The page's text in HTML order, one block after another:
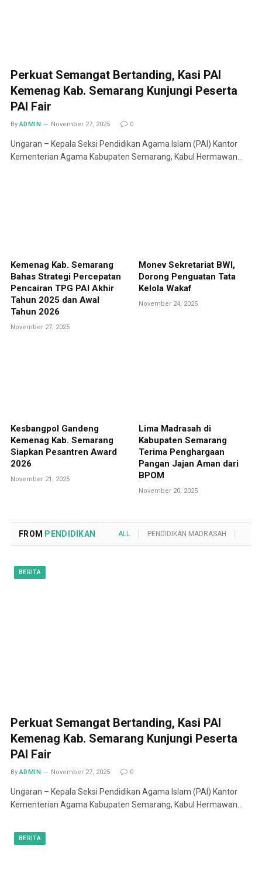
Perkuat Semangat Bertanding, Kasi PAI
Kemenag Kab. Semarang Kunjungi Peserta
PAI Fair
By ADMIN November 27, 2025 0
Ungaran – Kepala Seksi Pendidikan Agama Islam (PAI) Kantor
Kementerian Agama Kabupaten Semarang, Kabul Hermawan…
Kemenag Kab. Semarang
Bahas Strategi Percepatan
Pencairan TPG PAI Akhir
Tahun 2025 dan Awal
Tahun 2026
November 27, 2025
Monev Sekretariat BWI,
Dorong Penguatan Tata
Kelola Wakaf
November 24, 2025
Kesbangpol Gandeng
Kemenag Kab. Semarang
Siapkan Pesantren Award
2026
November 21, 2025
Lima Madrasah di
Kabupaten Semarang
Terima Penghargaan
Pangan Jajan Aman dari
BPOM
November 20, 2025
FROM PENDIDIKAN ALL PENDIDIKAN MADRASAH
BERITA
Perkuat Semangat Bertanding, Kasi PAI
Kemenag Kab. Semarang Kunjungi Peserta
PAI Fair
By ADMIN November 27, 2025 0
Ungaran – Kepala Seksi Pendidikan Agama Islam (PAI) Kantor
Kementerian Agama Kabupaten Semarang, Kabul Hermawan…
BERITA